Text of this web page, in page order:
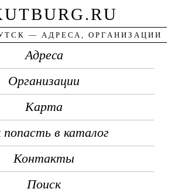
— АДРЕСА, ОРГАНИЗАЦИИ
Адреса
Организации
Карта
попасть в каталог
Контакты
Поиск